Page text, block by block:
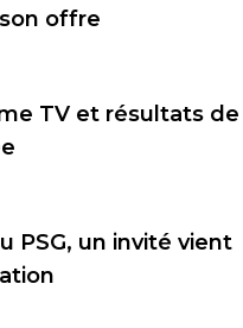
offre
TV et résultats de
PSG, un invité vient